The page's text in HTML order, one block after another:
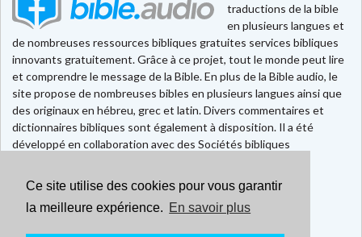
Ce site utilise des cookies pour vous garantir
la meilleure expérience. En savoir plus
traductions de la bible
en plusieurs langues et
de nombreuses ressources bibliques gratuites services bibliques
innovants gratuitement. Grâce à ce projet, tout le monde peut lire
et comprendre le message de la Bible. En plus de la Bible audio, le
site propose de nombreuses bibles en plusieurs langues ainsi que
des originaux en hébreu, grec et latin. Divers commentaires et
dictionnaires bibliques sont également à disposition. Il a été
développé en collaboration avec des Sociétés bibliques
Faire un don
Contact